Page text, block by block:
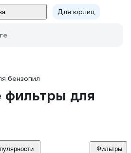
Для юрлиц
бензопил
для
Фильтры